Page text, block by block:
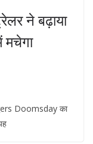
ने बढ़ाया
मचेगा
Doomsday का